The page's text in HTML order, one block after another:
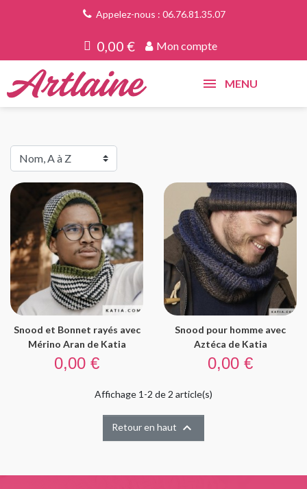
Appelez-nous : 06.76.81.35.07
0,00 € Mon compte
MENU
Snood et Bonnet rayés avec
Mérino Aran de Katia
Prix
0,00 €
Snood pour homme avec
Aztéca de Katia
Prix
0,00 €
Affichage 1-2 de 2 article(s)
Retour en haut 